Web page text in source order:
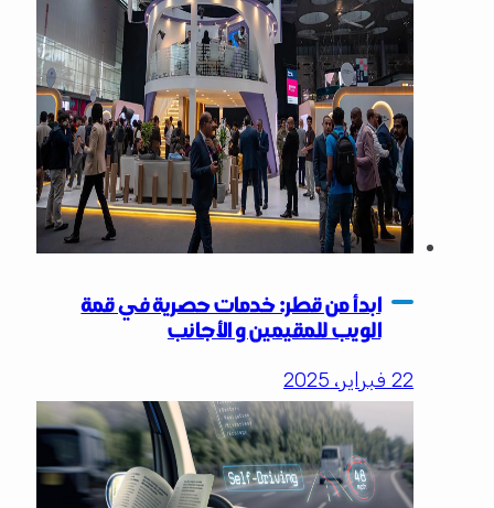
ابدأ من قطر: خدمات حصرية في قمة
الويب للمقيمين و الأجانب
22 فبراير، 2025